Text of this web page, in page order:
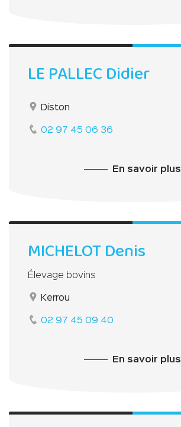
LE PALLEC Didier
Diston
02 97 45 06 36
En savoir plus
MICHELOT Denis
Élevage bovins
Kerrou
02 97 45 09 40
En savoir plus